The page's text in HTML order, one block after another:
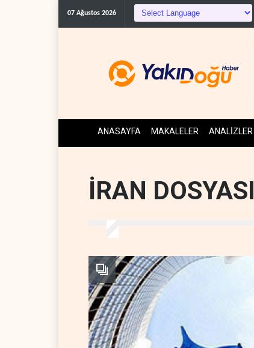
07 Ağustos 2026
ANASAYFA MAKALELER ANALİZLER
İRAN DOSYASI